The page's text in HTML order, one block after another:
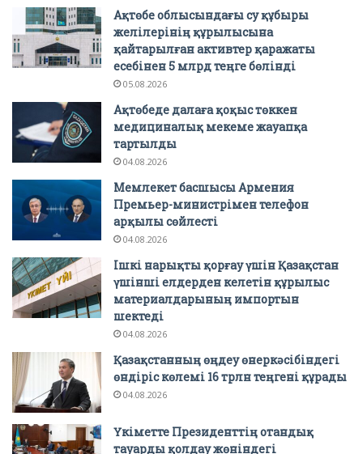
Ақтөбе облысындағы су құбыры
желілерінің құрылысына
қайтарылған активтер қаражаты
есебінен 5 млрд теңге бөлінді
05.08.2026
Ақтөбеде далаға қоқыс төккен
медициналық мекеме жауапқа
тартылды
04.08.2026
Мемлекет басшысы Армения
Премьер-министрімен телефон
арқылы сөйлесті
04.08.2026
Ішкі нарықты қорғау үшін Қазақстан
үшінші елдерден келетін құрылыс
материалдарының импортын
шектеді
04.08.2026
Қазақстанның өңдеу өнеркәсібіндегі
өндіріс көлемі 16 трлн теңгені құрады
04.08.2026
Үкіметте Президенттің отандық
тауарды қолдау жөніндегі